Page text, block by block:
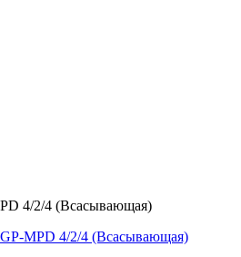
4/2/4 (Всасывающая)
MPD 4/2/4 (Всасывающая)